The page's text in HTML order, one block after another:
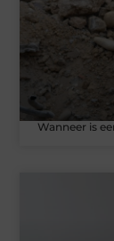
Wanneer is